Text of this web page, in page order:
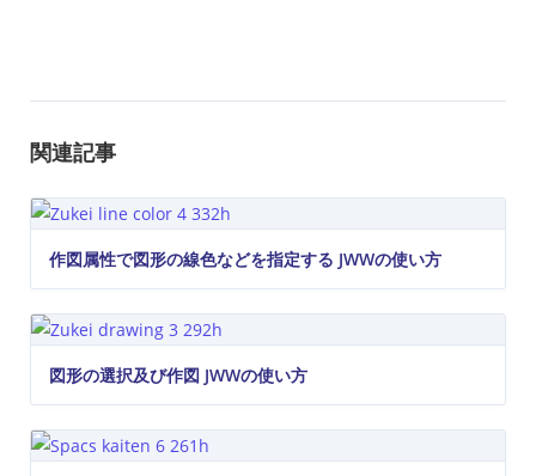
関連記事
作図属性で図形の線色などを指定する JWWの使い方
図形の選択及び作図 JWWの使い方